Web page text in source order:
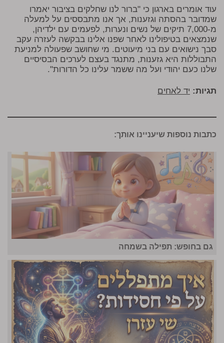
עוד אומרים בארגון כי "ברור לנו שחלקים בציבור יאמרו
שמדובר בהסתה וגזענות, אך אנו מתבססים על למעלה
מ-7,000 תיקים של נשים ונערות, לפעמים עם ילדיהן,
שנמצאים בטיפולינו לאחר שפנו אלינו בבקשה לעזרה עקב
סבך נישואים עם בני מיעוטים. מי שחושב שפעולה למניעת
התבוללות היא גזענות, מתנגד בעצם לערכים הבסיסיים
שלנו כעם יהודי ועל מה ששמר עלינו כל הדורות".
תגיות: יד לאחים
כתבות נוספות שיעניינו אותך:
גם בחופש: תפילה בשמחה